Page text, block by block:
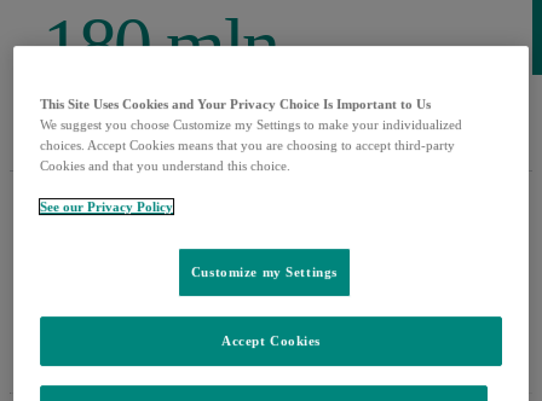
180 mln
dosi Vaccini distribuite nel 2020
12.000
Ricercatori
This Site Uses Cookies and Your Privacy Choice Is Important to Us
We suggest you choose Customize my Settings to make your individualized
choices. Accept Cookies means that you are choosing to accept third-party
Cookies and that you understand this choice.
See our Privacy Policy
Customize my Settings
Accept Cookies